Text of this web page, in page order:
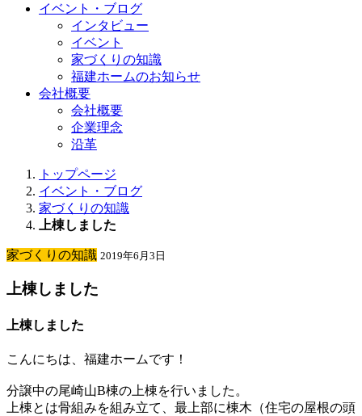
イベント・ブログ
インタビュー
イベント
家づくりの知識
福建ホームのお知らせ
会社概要
会社概要
企業理念
沿革
トップページ
イベント・ブログ
家づくりの知識
上棟しました
家づくりの知識 2019年6月3日
上棟しました
上棟しました
こんにちは、福建ホームです！
分譲中の尾崎山B棟の上棟を行いました。
上棟とは骨組みを組み立て、最上部に棟木（住宅の屋根の頭